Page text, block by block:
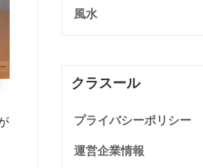
風水
クラスール
プライバシーポリシー
運営企業情報